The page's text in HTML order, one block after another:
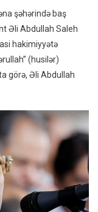
şəhərində baş
Əli Abdullah Saleh
hakimiyyətə
(husilər)
görə, Əli Abdullah